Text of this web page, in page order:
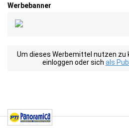
Werbebanner
Um dieses Werbemittel nutzen zu
einloggen oder sich als